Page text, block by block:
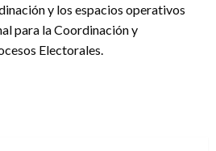
y los espacios operativos
para la Coordinación y
Electorales.